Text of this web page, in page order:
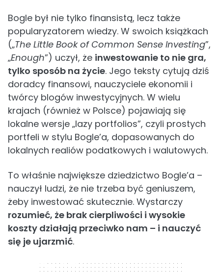
Bogle był nie tylko finansistą, lecz także
popularyzatorem wiedzy. W swoich książkach
(„The Little Book of Common Sense Investing”,
„Enough”) uczył, że inwestowanie to nie gra,
tylko sposób na życie. Jego teksty cytują dziś
doradcy finansowi, nauczyciele ekonomii i
twórcy blogów inwestycyjnych. W wielu
krajach (również w Polsce) pojawiają się
lokalne wersje „lazy portfolios”, czyli prostych
portfeli w stylu Bogle’a, dopasowanych do
lokalnych realiów podatkowych i walutowych.
To właśnie największe dziedzictwo Bogle’a –
nauczył ludzi, że nie trzeba być geniuszem,
żeby inwestować skutecznie. Wystarczy
rozumieć, że brak cierpliwości i wysokie
koszty działają przeciwko nam – i nauczyć
się je ujarzmić.
300 x 250